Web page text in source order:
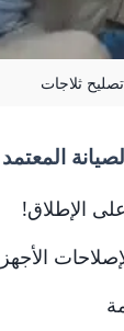
ثلاجات
الإطلاق!